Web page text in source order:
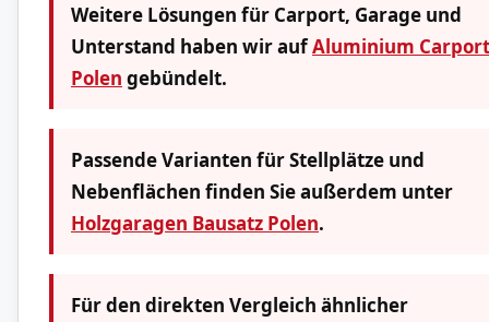
Weitere Lösungen für Carport, Garage und
Unterstand haben wir aufAluminium
Polen gebündelt.
Passende Varianten für Stellplätze und
Nebenflächen finden Sie außerdem unter
Holzgaragen Bausatz Polen.
Für den direkten Vergleich ähnlicher